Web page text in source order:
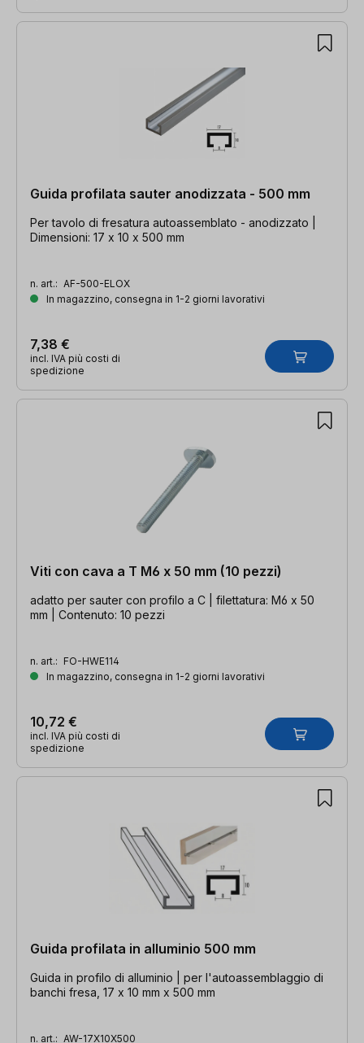
Guida profilata sauter anodizzata - 500 mm
Per tavolo di fresatura autoassemblato - anodizzato |
Dimensioni: 17 x 10 x 500 mm
n. art.: AF-500-ELOX
In magazzino, consegna in 1-2 giorni lavorativi
7,38 €
incl. IVA più costi di
spedizione
Viti con cava a T M6 x 50 mm (10 pezzi)
adatto per sauter con profilo a C | filettatura: M6 x 50
mm | Contenuto: 10 pezzi
n. art.: FO-HWE114
In magazzino, consegna in 1-2 giorni lavorativi
10,72 €
incl. IVA più costi di
spedizione
Guida profilata in alluminio 500 mm
Guida in profilo di alluminio | per l'autoassemblaggio di
banchi fresa, 17 x 10 mm x 500 mm
n. art.: AW-17X10X500